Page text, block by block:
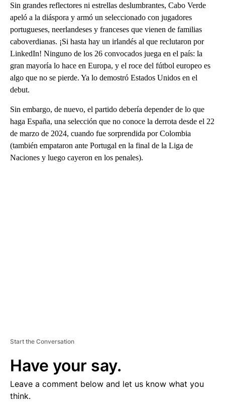
Sin grandes reflectores ni estrellas deslumbrantes, Cabo Verde
apeló a la diáspora y armó un seleccionado con jugadores
portugueses, neerlandeses y franceses que vienen de familias
caboverdianas. ¡Si hasta hay un irlandés al que reclutaron por
LinkedIn! Ninguno de los 26 convocados juega en el país: la
gran mayoría lo hace en Europa, y el roce del fútbol europeo es
algo que no se pierde. Ya lo demostró Estados Unidos en el
debut.
Sin embargo, de nuevo, el partido debería depender de lo que
haga España, una selección que no conoce la derrota desde el 22
de marzo de 2024, cuando fue sorprendida por Colombia
(también empataron ante Portugal en la final de la Liga de
Naciones y luego cayeron en los penales).
Start the Conversation
Have your say.
Leave a comment below and let us know what you
think.